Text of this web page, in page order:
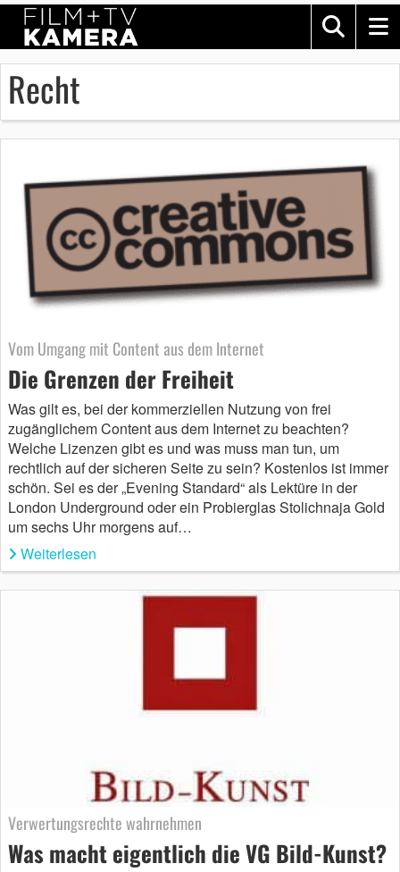
Recht
Vom Umgang mit Content aus dem Internet
Die Grenzen der Freiheit
Was gilt es, bei der kommerziellen Nutzung von frei
zugänglichem Content aus dem Internet zu beachten?
Welche Lizenzen gibt es und was muss man tun, um
rechtlich auf der sicheren Seite zu sein? Kostenlos ist immer
schön. Sei es der „Evening Standard“ als Lektüre in der
London Underground oder ein Probierglas Stolichnaja Gold
um sechs Uhr morgens auf…
Weiterlesen
Verwertungsrechte wahrnehmen
Was macht eigentlich die VG Bild-Kunst?